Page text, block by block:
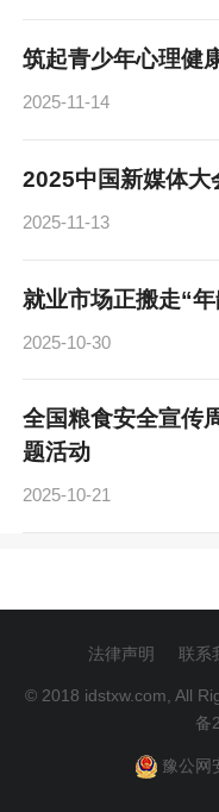
筑起青少年心理健
2025-11-14
2025中国新媒体大
2025-11-13
就业市场正搬走“
2025-10-30
全国粮食安全宣传
题活动
2025-10-21
法律声明 联系
© 2018 idstxw.com, All
备
豫公网